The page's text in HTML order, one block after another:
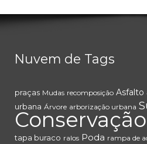
Nuvem de Tags
praças Mudas recomposição Asfalto
urbana Árvore arborização urbana
Conservação
tapa buraco ralos Poda rampa de